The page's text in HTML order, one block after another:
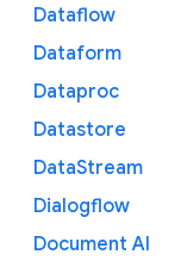
Dataflow
Dataform
Dataproc
Datastore
DataStream
Dialogflow
Document AI